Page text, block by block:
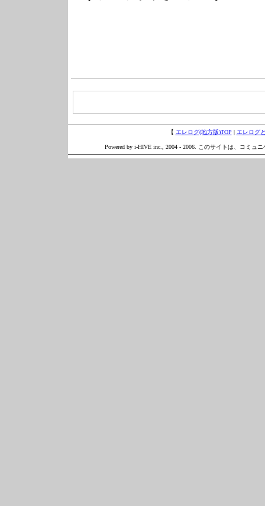
【 エレログ(地方版)TOP | エレログ
Powered by i-HIVE inc., 2004 - 2006. このサイトは、コミュ